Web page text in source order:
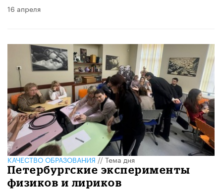
16 апреля
КАЧЕСТВО ОБРАЗОВАНИЯ//Тема дня
Петербургские эксперименты
физиков и лириков